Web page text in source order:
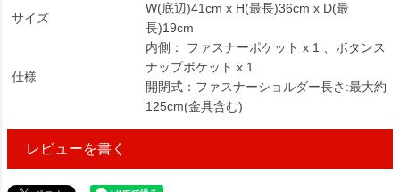
サイズ
W(底辺)41cm x H(最長)36cm x D(最
長)19cm
仕様
内側： ファスナーポケット x 1 、ボタンス
ナップポケット x 1
開閉式：ファスナーショルダー長さ:最大約
125cm(金具含む)
レビューを書く